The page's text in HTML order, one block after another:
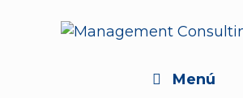
Menú